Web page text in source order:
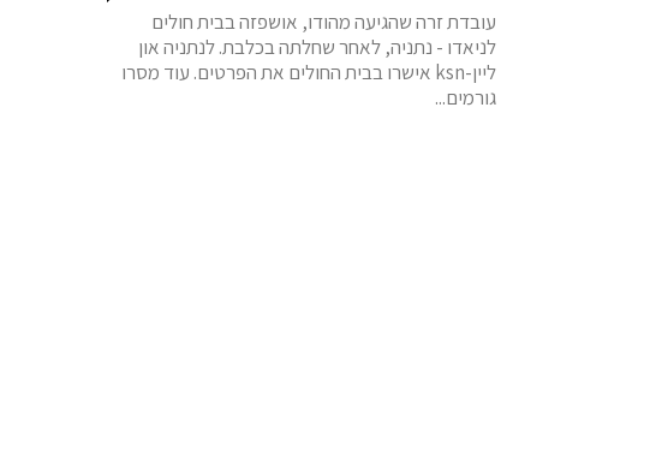
עובדת זרה שהגיעה מהודו, אושפזה בבית חולים
לניאדו - נתניה, לאחר שחלתה בכלבת. לנתניה און
ליין-ksn אישרו בבית החולים את הפרטים. עוד מסרו
גורמים...